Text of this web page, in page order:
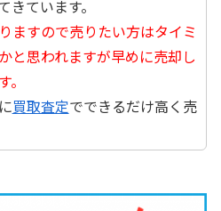
きています。
ますので売りたい方はタイミ
と思われますが早めに売却し
買取査定でできるだけ高く売